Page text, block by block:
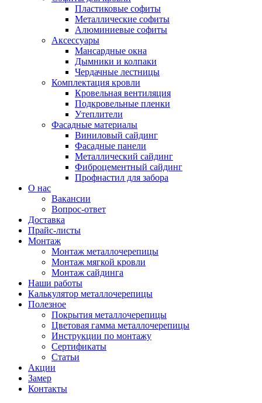
Пластиковые софиты
Металлические софиты
Алюминиевые софиты
Аксессуары
Мансардные окна
Дымники и колпаки
Чердачные лестницы
Комплектация кровли
Кровельная вентиляция
Подкровельные пленки
Утеплители
Фасадные материалы
Виниловый сайдинг
Фасадные панели
Металлический сайдинг
Фиброцементный сайдинг
Профнастил для забора
О нас
Вакансии
Вопрос-ответ
Доставка
Прайс-листы
Монтаж
Монтаж металлочерепицы
Монтаж мягкой кровли
Монтаж сайдинга
Наши работы
Калькулятор металлочерепицы
Полезное
Покрытия металлочерепицы
Цветовая гамма металлочерепицы
Инструкции по монтажу
Сертификаты
Статьи
Акции
Замер
Контакты